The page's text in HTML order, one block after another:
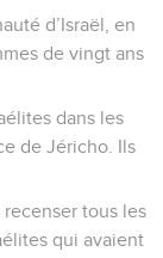
d’Israël, en
de vingt ans
dans les
de Jéricho. Ils
tous les
qui avaient